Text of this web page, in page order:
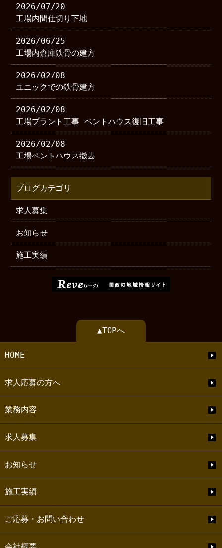
2026/07/20
工場内間仕切り下地
2026/06/25
工場内倉庫鉄骨の建方
2026/02/08
ユニックでの鉄骨建方
2026/02/08
工場プラント工事 ペントハウス復旧工事
2026/02/08
工場ペントハウス撤去
ブログカテゴリ
求人募集
お知らせ
施工実績
▲TOPへ
HOME
求人応募の方へ
業務内容
求人募集
お知らせ
施工実績
ご応募・お問い合わせ